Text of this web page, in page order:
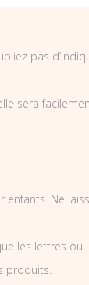
pas
sera
Ne
les lettres ou
produits.